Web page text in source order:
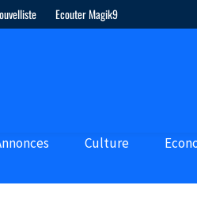
Ecouter Magik9
Culture